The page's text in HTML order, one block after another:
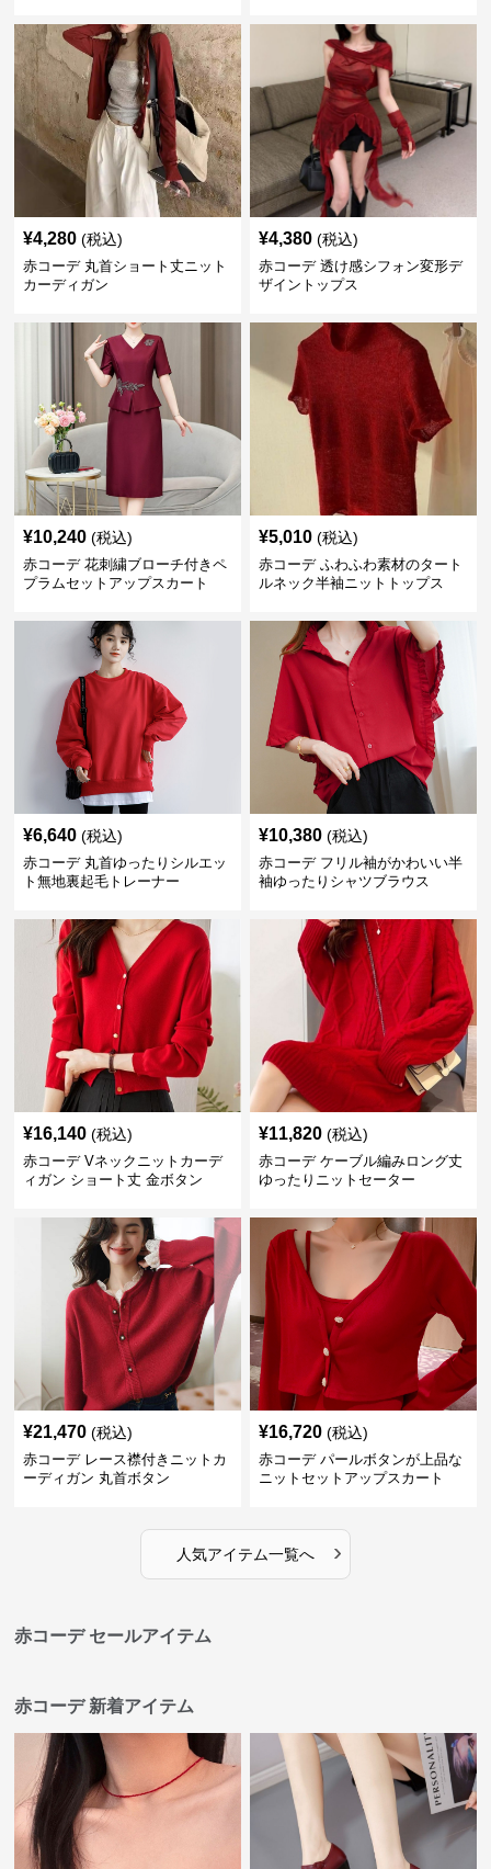
¥4,280 (税込)
赤コーデ 丸首ショート丈ニット
カーディガン
¥4,380 (税込)
赤コーデ 透け感シフォン変形デ
ザイントップス
¥10,240 (税込)
赤コーデ 花刺繍ブローチ付きペ
プラムセットアップスカート
¥5,010 (税込)
赤コーデ ふわふわ素材のタート
ルネック半袖ニットトップス
¥6,640 (税込)
赤コーデ 丸首ゆったりシルエッ
ト無地裏起毛トレーナー
¥10,380 (税込)
赤コーデ フリル袖がかわいい半
袖ゆったりシャツブラウス
¥16,140 (税込)
赤コーデ Vネックニットカーデ
ィガン ショート丈 金ボタン
¥11,820 (税込)
赤コーデ ケーブル編みロング丈
ゆったりニットセーター
¥21,470 (税込)
赤コーデ レース襟付きニットカ
ーディガン 丸首ボタン
¥16,720 (税込)
赤コーデ パールボタンが上品な
ニットセットアップスカート
人気アイテム一覧へ ›
赤コーデ セールアイテム
赤コーデ 新着アイテム